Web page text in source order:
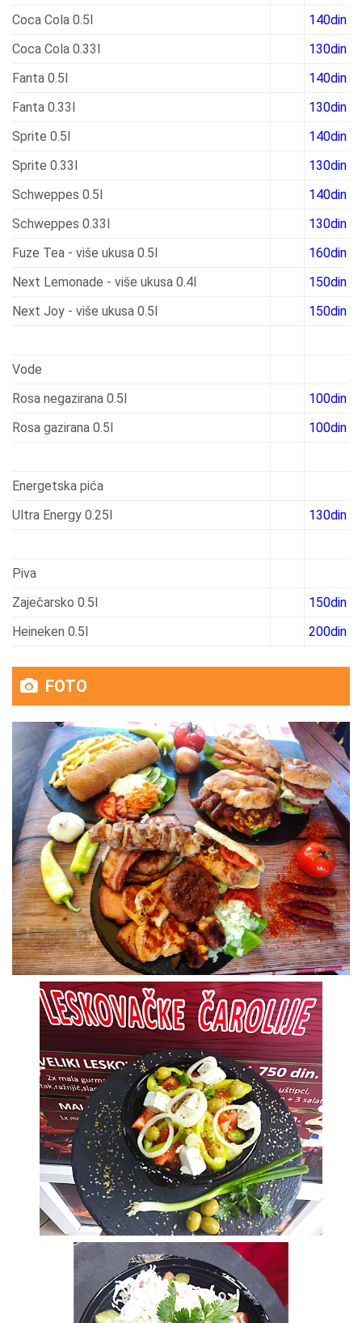
Coca Cola 0.5l
140din
Coca Cola 0.33l
130din
Fanta 0.5l
140din
Fanta 0.33l
130din
Sprite 0.5l
140din
Sprite 0.33l
130din
Schweppes 0.5l
140din
Schweppes 0.33l
130din
Fuze Tea - više ukusa 0.5l
160din
Next Lemonade - više ukusa 0.4l
150din
Next Joy - više ukusa 0.5l
150din
Vode
Rosa negazirana 0.5l
100din
Rosa gazirana 0.5l
100din
Energetska pića
Ultra Energy 0.25l
130din
Piva
Zaječarsko 0.5l
150din
Heineken 0.5l
200din
FOTO